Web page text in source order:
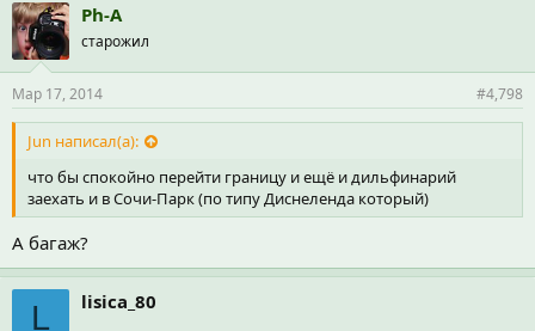
Ph-A
старожил
Мар 17, 2014 #4,798
Jun написал(а):
что бы спокойно перейти границу и ещё и дильфинарий
заехать и в Сочи-Парк (по типу Диснеленда который)
А багаж?
L lisica_80